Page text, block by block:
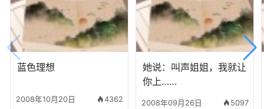
蓝色理想
2008年10月20日 4362
她说：叫声姐姐，我就让
你上……
2008年09月26日 5097